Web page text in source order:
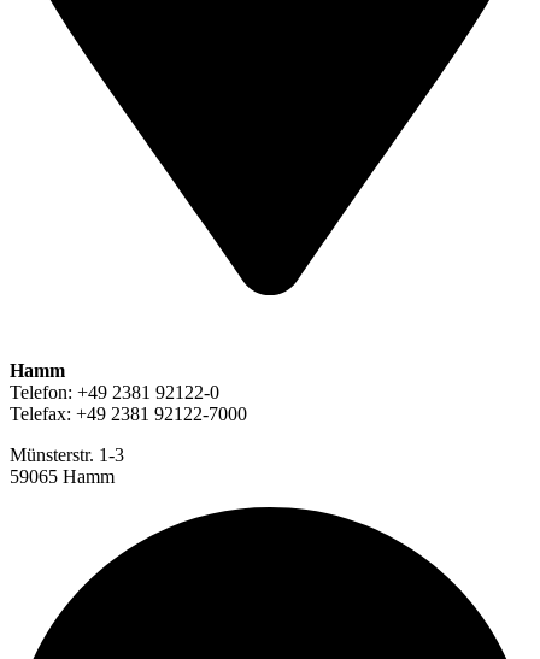
Hamm
Telefon: +49 2381 92122-0
Telefax: +49 2381 92122-7000
Münsterstr. 1-3
59065 Hamm